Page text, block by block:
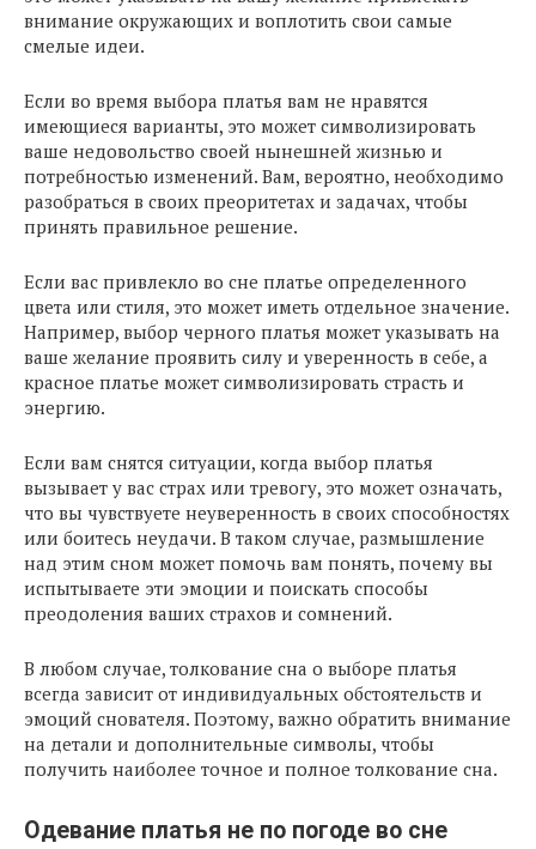
внимание окружающих и воплотить свои самые
смелые идеи.
Если во время выбора платья вам не нравятся
имеющиеся варианты, это может символизировать
ваше недовольство своей нынешней жизнью и
потребностью изменений. Вам, вероятно, необходимо
разобраться в своих преоритетах и задачах, чтобы
принять правильное решение.
Если вас привлекло во сне платье определенного
цвета или стиля, это может иметь отдельное значение.
Например, выбор черного платья может указывать на
ваше желание проявить силу и уверенность в себе, а
красное платье может символизировать страсть и
энергию.
Если вам снятся ситуации, когда выбор платья
вызывает у вас страх или тревогу, это может означать,
что вы чувствуете неуверенность в своих способностях
или боитесь неудачи. В таком случае, размышление
над этим сном может помочь вам понять, почему вы
испытываете эти эмоции и поискать способы
преодоления ваших страхов и сомнений.
В любом случае, толкование сна о выборе платья
всегда зависит от индивидуальных обстоятельств и
эмоций снователя. Поэтому, важно обратить внимание
на детали и дополнительные символы, чтобы
получить наиболее точное и полное толкование сна.
Одевание платья не по погоде во сне